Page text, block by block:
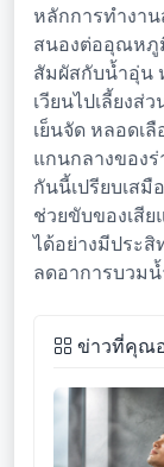
หลักการทำงา
สนองต่ออุณหภู
สัมผัสกับน้ำอุ่น
เวียนไปเลี้ยงส่
เย็นจัด หลอดเ
แกนกลางของ
กันนี้เปรียบเส
ช่วยขับของเสี
ได้อย่างมีประ
ลดอาการบวม
ข่าวที่คุณ